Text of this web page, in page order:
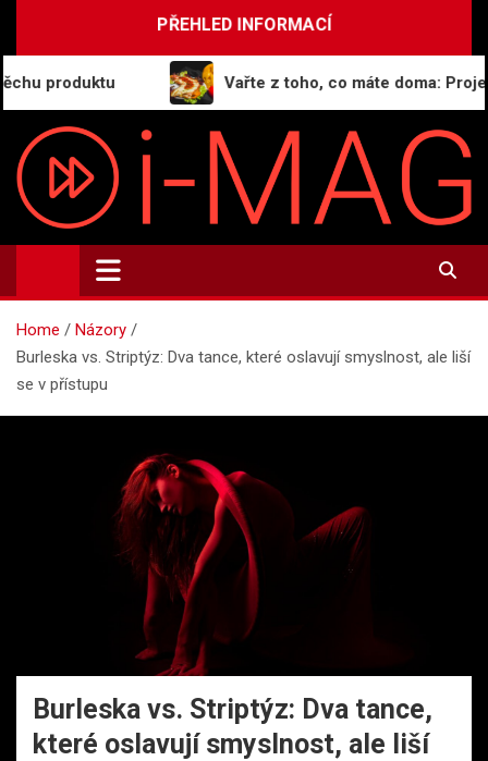
PŘEHLED INFORMACÍ
Vařte z toho, co máte doma: Projekt
i-MAG.CZ
Informační magazín | Public Relations
Home
Názory
Burleska vs. Striptýz: Dva tance, které oslavují smyslnost, ale liší
se v přístupu
Burleska vs. Striptýz: Dva tance,
které oslavují smyslnost, ale liší